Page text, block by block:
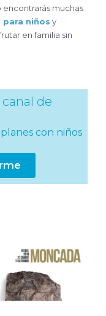
encontrarás muchas
niños y
en familia sin
de
con niños